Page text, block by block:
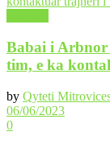
Babai i
tim, e ka
by Qyteti
06/06/2023
0